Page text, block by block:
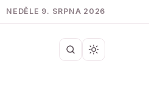
NEDĚLE 9. SRPNA 2026